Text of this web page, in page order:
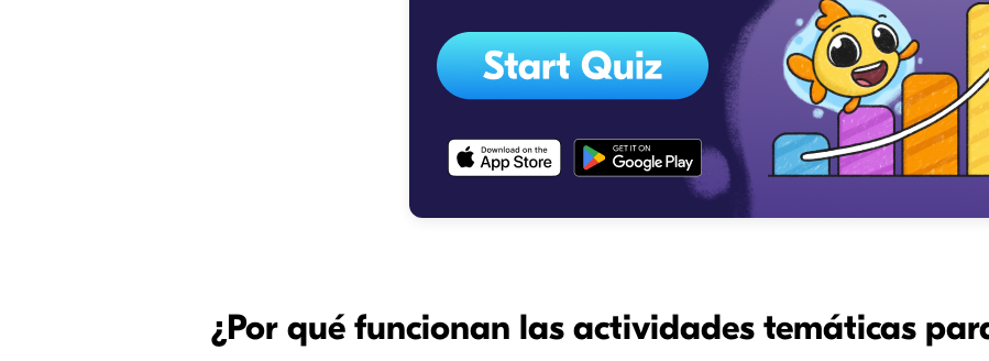
¿Por qué funcionan las actividades temáticas